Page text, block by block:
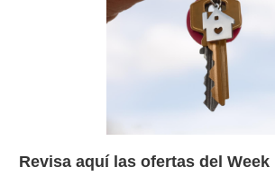
Revisa aquí las ofertas del